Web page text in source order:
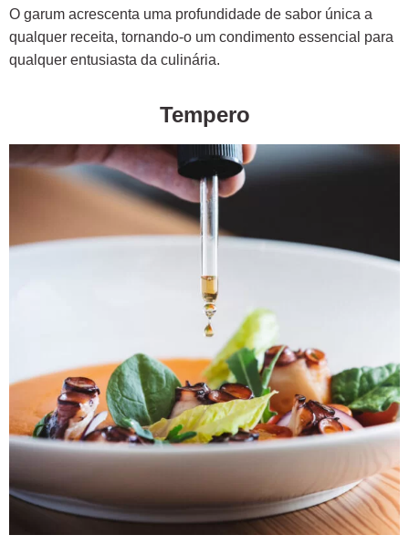
O garum acrescenta uma profundidade de sabor única a
qualquer receita, tornando-o um condimento essencial para
qualquer entusiasta da culinária.
Tempero